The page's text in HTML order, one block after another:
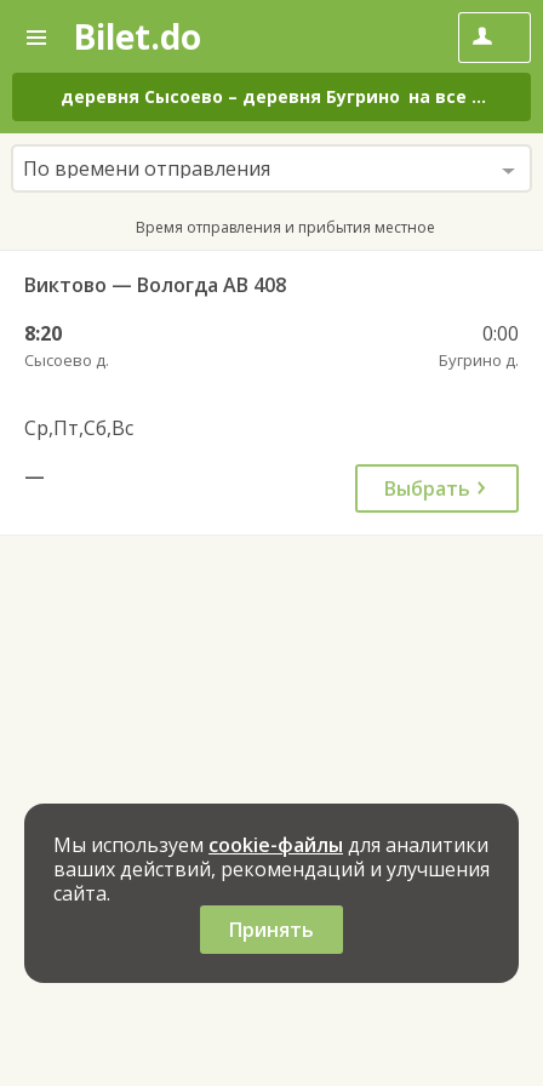
—
Поиск
и
покупка
билетов
на
автобус
онлайн
Bilet.do
деревня Сысоево – деревня Бугрино на все дни
По времени отправления
Время отправления и прибытия местное
Виктово — Вологда АВ 408
8:20
Сысоево д.
0:00
Бугрино д.
Ср,Пт,Сб,Вс
—
Выбрать
Мы используем cookie-файлы для аналитики
ваших действий, рекомендаций и улучшения
сайта.
Принять